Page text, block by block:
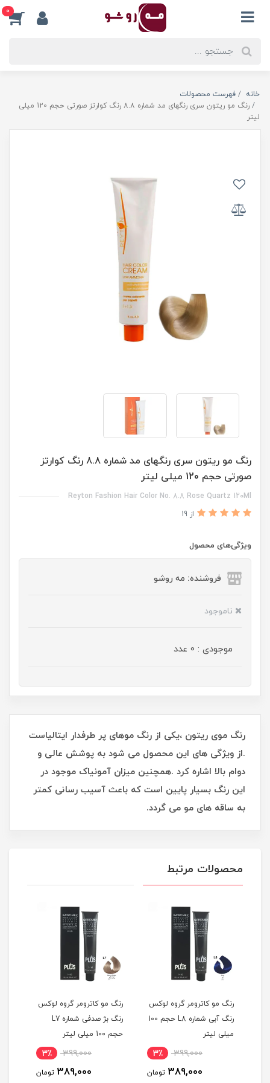
0
خانه
فهرست محصولات
رنگ مو ریتون سری رنگهای مد شماره 8.8 رنگ کوارتز صورتی حجم 120 میلی
لیتر
رنگ مو ریتون سری رنگهای مد شماره 8.8 رنگ کوارتز
صورتی حجم 120 میلی لیتر
Reyton Fashion Hair Color No. 8.8 Rose Quartz 120Ml
از 19
ویژگی‌های محصول
فروشنده: مه رو‌شو
ناموجود
موجودی : 0 عدد
رنگ موی ریتون ،یکی از رنگ موهای پر طرفدار ایتالیاست
.از ویژگی های این محصول می شود به پوشش عالی و
دوام بالا اشاره کرد .همچنین میزان آمونیاک موجود در
این رنگ بسیار پایین است که باعث آسیب رسانی کمتر
به ساقه های مو می گردد.
محصولات مرتبط
رنگ مو کاترومر گروه لوکس
رنگ آبی شماره L8 حجم 100
میلی لیتر
399,000 3٪
389,000 تومان
رنگ مو کاترومر گروه لوکس
رنگ بژ صدفی شماره L7
حجم 100 میلی لیتر
399,000 3٪
389,000 تومان